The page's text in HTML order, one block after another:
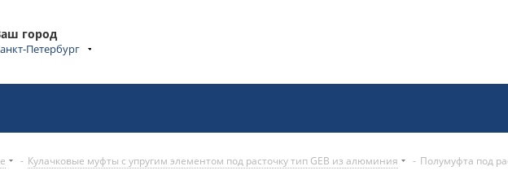
город
Петербург
- Кулачковые муфты с упругим элементом под расточку тип GEB из алюминия - Полумуфта под